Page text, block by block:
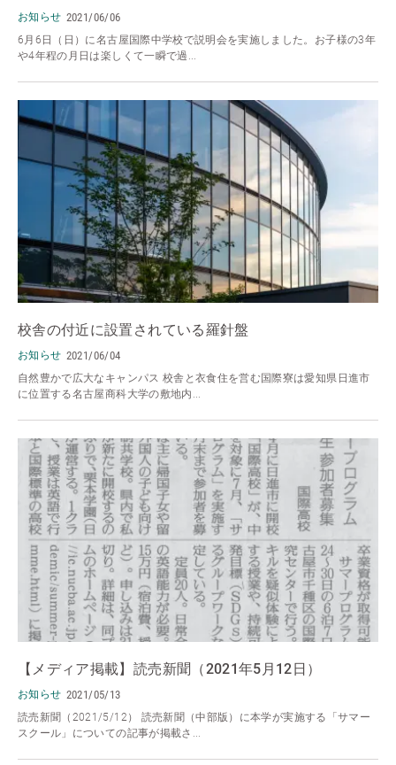
お知らせ 2021/06/06
6月6日（日）に名古屋国際中学校で説明会を実施しました。お子様の3年
や4年程の月日は楽しくて一瞬で過...
校舎の付近に設置されている羅針盤
お知らせ 2021/06/04
自然豊かで広大なキャンパス 校舎と衣食住を営む国際寮は愛知県日進市
に位置する名古屋商科大学の敷地内...
【メディア掲載】読売新聞（2021年5月12日）
お知らせ 2021/05/13
読売新聞（2021/5/12） 読売新聞（中部版）に本学が実施する「サマー
スクール」についての記事が掲載さ...